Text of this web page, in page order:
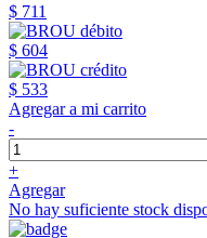
$ 711
$ 604
$ 533
Agregar a mi carrito
-
+
Agregar
No hay suficiente stock